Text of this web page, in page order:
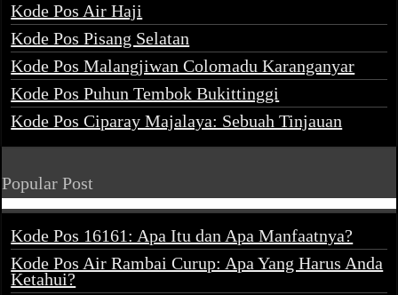
Kode Pos Air Haji
Kode Pos Pisang Selatan
Kode Pos Malangjiwan Colomadu Karanganyar
Kode Pos Puhun Tembok Bukittinggi
Kode Pos Ciparay Majalaya: Sebuah Tinjauan
Popular Post
Kode Pos 16161: Apa Itu dan Apa Manfaatnya?
Kode Pos Air Rambai Curup: Apa Yang Harus Anda
Ketahui?